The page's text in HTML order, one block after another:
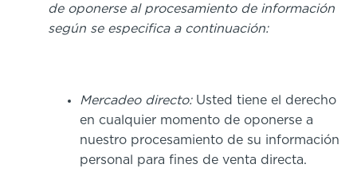
de oponerse al procesamiento de información
según se especifica a continuación:
Mercadeo directo: Usted tiene el derecho
en cualquier momento de oponerse a
nuestro procesamiento de su información
personal para fines de venta directa.